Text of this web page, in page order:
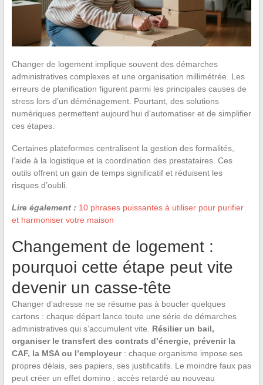
Changer de logement implique souvent des démarches
administratives complexes et une organisation millimétrée. Les
erreurs de planification figurent parmi les principales causes de
stress lors d’un déménagement. Pourtant, des solutions
numériques permettent aujourd’hui d’automatiser et de simplifier
ces étapes.
Certaines plateformes centralisent la gestion des formalités,
l’aide à la logistique et la coordination des prestataires. Ces
outils offrent un gain de temps significatif et réduisent les
risques d’oubli.
Lire également : 10 phrases puissantes à utiliser pour purifier
et harmoniser votre maison
Changement de logement :
pourquoi cette étape peut vite
devenir un casse-tête
Changer d’adresse ne se résume pas à boucler quelques
cartons : chaque départ lance toute une série de démarches
administratives qui s’accumulent vite. Résilier un bail,
organiser le transfert des contrats d’énergie, prévenir la
CAF, la MSA ou l’employeur: chaque organisme impose ses
propres délais, ses papiers, ses justificatifs. Le moindre faux pas
peut créer un effet domino : accès retardé au nouveau